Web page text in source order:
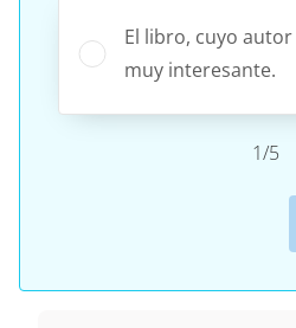
El libro, cuyo
muy interesante.
1/5